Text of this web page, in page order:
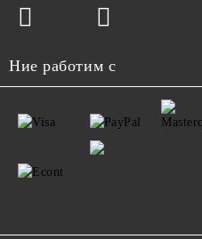
Ние работим с